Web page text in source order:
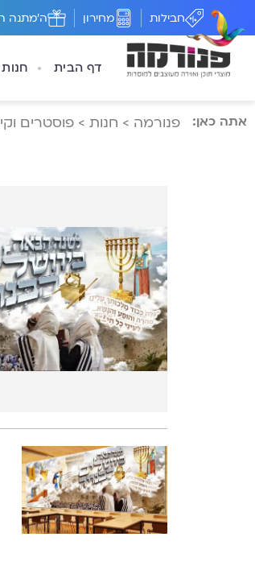
חבילות מחירון ה'מתנה
דף הבית
אתה כאן: פנורמה > חנות > פוסטרים